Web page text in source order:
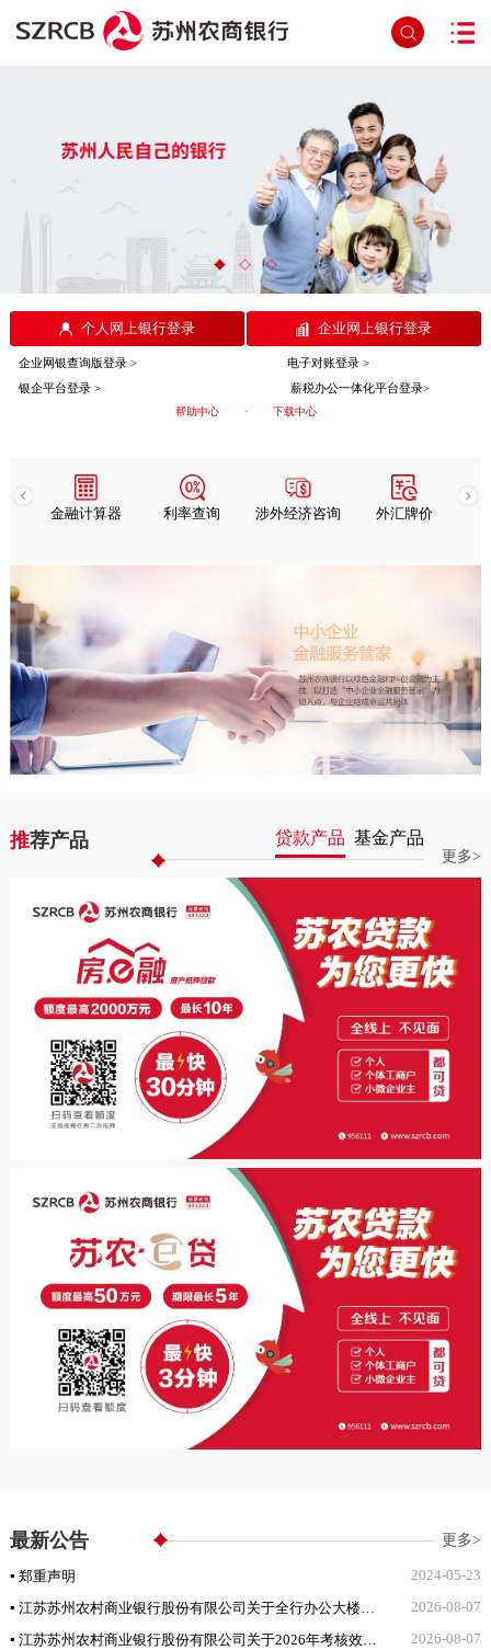
个人网上银行登录 企业网上银行登录
企业网银查询版登录 >
电子对账登录 >
银企平台登录 >
薪税办公一体化平台登录>
帮助中心 · 下载中心
金融计算器 利率查询 涉外经济咨询 外汇牌价
推荐产品 贷款产品 基金产品
更多>
最新公告 更多>
▪ 郑重声明 2024-05-23
▪ 江苏苏州农村商业银行股份有限公司关于全行办公大楼空调维保项目的采购中标公告 2026-08-07
▪ 江苏苏州农村商业银行股份有限公司关于2026年考核效能提升咨询项目招标公告 2026-08-07